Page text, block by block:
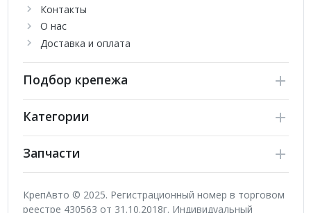
Контакты
О нас
Доставка и оплата
Подбор крепежа
Категории
Запчасти
КрепАвто © 2025. Регистрационный номер в торговом
реестре 430563 от 31.10.2018г. Индивидуальный